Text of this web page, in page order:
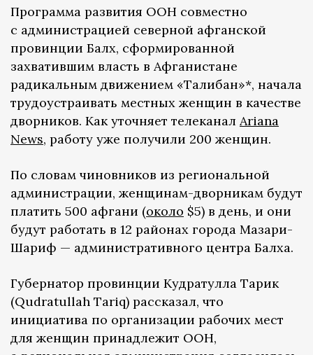
Программа развития ООН совместно
с администрацией северной афганской
провинции Балх, сформированной
захватившим власть в Афганистане
радикальным движением «Талибан»*, начала
трудоустраивать местных женщин в качестве
дворников. Как уточняет телеканал Ariana
News, работу уже получили 200 женщин.
По словам чиновников из региональной
администрации, женщинам-дворникам будут
платить 500 афгани (около $5) в день, и они
будут работать в 12 районах города Мазари-
Шариф — административного центра Балха.
Губернатор провинции Кудратулла Тарик
(Qudratullah Tariq) рассказал, что
инициатива по организации рабочих мест
для женщин принадлежит ООН,